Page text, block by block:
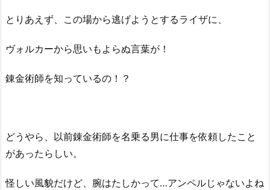
とりあえず、この場から逃げようとするライザに、
ヴォルカーから思いもよらぬ言葉が！
錬金術師を知っているの！？
どうやら、以前錬金術師を名乗る男に仕事を依頼したこと
があったらしい。
怪しい風貌だけど、腕はたしかって…アンペルじゃないよね